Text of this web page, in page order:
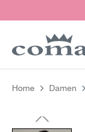
Zur
Home Damen